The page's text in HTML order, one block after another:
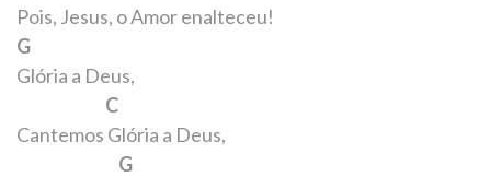
Pois, Jesus, o Amor enalteceu!
G
Glória a Deus,
C
Cantemos Glória a Deus,
G